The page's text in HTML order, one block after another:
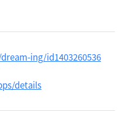
ing/id1403260536
details